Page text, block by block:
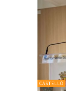
CASTELLÓ